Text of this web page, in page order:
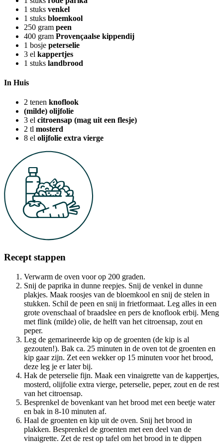
1 stuks venkel
1 stuks bloemkool
250 gram peen
400 gram Provençaalse kippendij
1 bosje peterselie
3 el kappertjes
1 stuks landbrood
In Huis
2 tenen knoflook
(milde) olijfolie
3 el citroensap (mag uit een flesje)
2 tl mosterd
8 el olijfolie extra vierge
Recept stappen
Verwarm de oven voor op 200 graden.
Snij de paprika in dunne reepjes. Snij de venkel in dunne
plakjes. Maak roosjes van de bloemkool en snij de stelen in
stukken. Schil de peen en snij in frietformaat. Leg alles in een
grote ovenschaal of braadslee en pers de knoflook erbij. Meng
met flink (milde) olie, de helft van het citroensap, zout en
peper.
Leg de gemarineerde kip op de groenten (de kip is al
gezouten!). Bak ca. 25 minuten in de oven tot de groenten en
kip gaar zijn. Zet een wekker op 15 minuten voor het brood,
deze leg je er later bij.
Hak de peterselie fijn. Maak een vinaigrette van de kappertjes,
mosterd, olijfolie extra vierge, peterselie, peper, zout en de rest
van het citroensap.
Besprenkel de bovenkant van het brood met een beetje water
en bak in 8-10 minuten af.
Haal de groenten en kip uit de oven. Snij het brood in
plakken. Besprenkel de groenten met een deel van de
vinaigrette. Zet de rest op tafel om het brood in te dippen